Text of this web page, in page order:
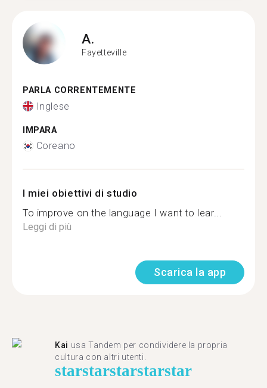
A.
Fayetteville
PARLA CORRENTEMENTE
Inglese
IMPARA
Coreano
I miei obiettivi di studio
To improve on the language I want to lear...
Leggi di più
Scarica la app
Kai usa Tandem per condividere la propria
cultura con altri utenti.
starstarstarstarstar